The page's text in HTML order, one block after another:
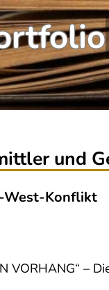
und
West-Konflikt
VORHANG“ –